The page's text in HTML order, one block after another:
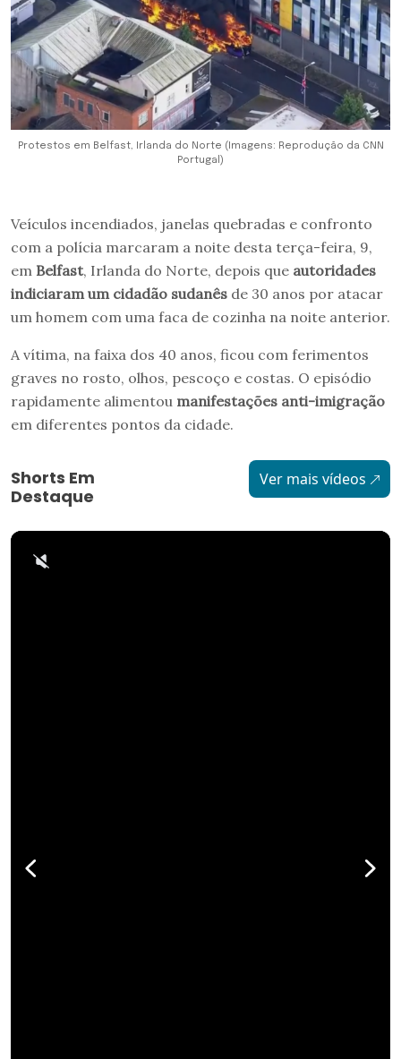
Protestos em Belfast, Irlanda do Norte (Imagens: Reprodução da CNN
Portugal)
Veículos incendiados, janelas quebradas e confronto
com a polícia marcaram a noite desta terça-feira, 9,
em Belfast, Irlanda do Norte, depois que autoridades
indiciaram um cidadão sudanês de 30 anos por atacar
um homem com uma faca de cozinha na noite anterior.
A vítima, na faixa dos 40 anos, ficou com ferimentos
graves no rosto, olhos, pescoço e costas. O episódio
rapidamente alimentou manifestações anti-imigração
em diferentes pontos da cidade.
Shorts Em
Destaque
Ver mais vídeos